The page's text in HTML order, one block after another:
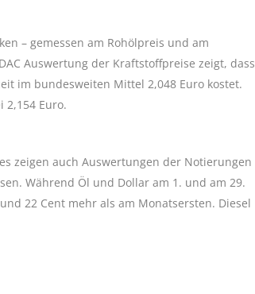
– gemessen am Rohölpreis und am
Auswertung der Kraftstoffpreise zeigt, dass
im bundesweiten Mittel 2,048 Euro kostet.
2,154 Euro.
zeigen auch Auswertungen der Notierungen
Während Öl und Dollar am 1. und am 29.
22 Cent mehr als am Monatsersten. Diesel